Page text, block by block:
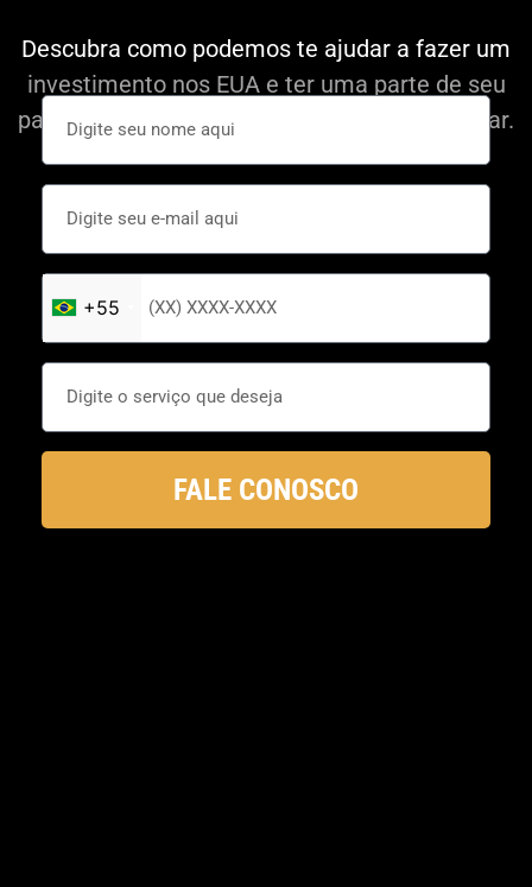
Descubra como podemos te ajudar a fazer um
investimento nos EUA e ter uma parte de seu
patrimônio em uma moeda forte como o Dolar.
+55
FALE CONOSCO